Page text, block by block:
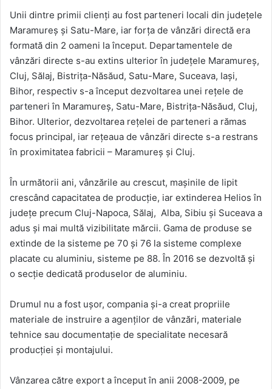
Unii dintre primii clienți au fost parteneri locali din județele
Maramureș și Satu-Mare, iar forța de vânzări directă era
formată din 2 oameni la început. Departamentele de
vânzări directe s-au extins ulterior în județele Maramureș,
Cluj, Sălaj, Bistrița-Năsăud, Satu-Mare, Suceava, Iași,
Bihor, respectiv s-a început dezvoltarea unei rețele de
parteneri în Maramureș, Satu-Mare, Bistrița-Năsăud, Cluj,
Bihor. Ulterior, dezvoltarea rețelei de parteneri a rămas
focus principal, iar rețeaua de vânzări directe s-a restrans
în proximitatea fabricii – Maramureș și Cluj.
În următorii ani, vânzările au crescut, mașinile de lipit
crescând capacitatea de producție, iar extinderea Helios în
județe precum Cluj-Napoca, Sălaj, Alba, Sibiu și Suceava a
adus și mai multă vizibilitate mărcii. Gama de produse se
extinde de la sisteme pe 70 și 76 la sisteme complexe
placate cu aluminiu, sisteme pe 88. În 2016 se dezvoltă și
o secție dedicată produselor de aluminiu.
Drumul nu a fost ușor, compania și-a creat propriile
materiale de instruire a agenților de vânzări, materiale
tehnice sau documentație de specialitate necesară
producției și montajului.
Vânzarea către export a început în anii 2008-2009, pe